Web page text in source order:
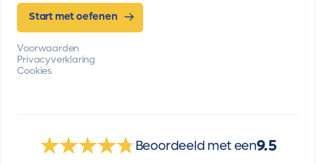
Start met oefenen
Voorwaarden
Privacyverklaring
Cookies
Beoordeeld met een9.5